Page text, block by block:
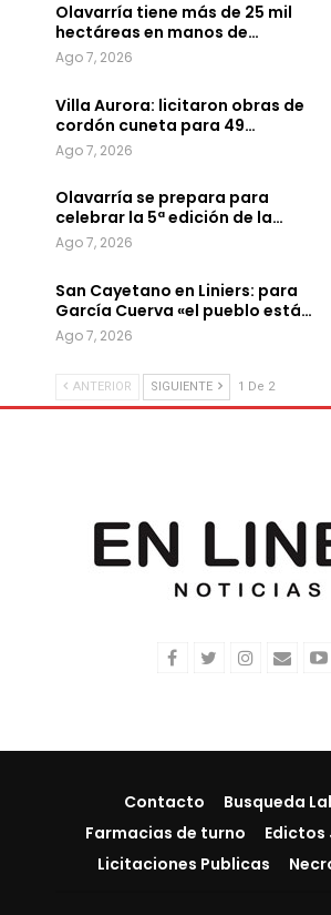
Olavarría tiene más de 25 mil
hectáreas en manos de…
Ago 7, 2026
Villa Aurora: licitaron obras de
cordón cuneta para 49…
Ago 7, 2026
Olavarría se prepara para
celebrar la 5ª edición de la…
Ago 7, 2026
San Cayetano en Liniers: para
García Cuerva «el pueblo está…
Ago 7, 2026
ANTERIOR SIGUIENTE 1 De 2
Contacto
Busqueda
Farmacias de turno
Edictos
Licitaciones Publicas